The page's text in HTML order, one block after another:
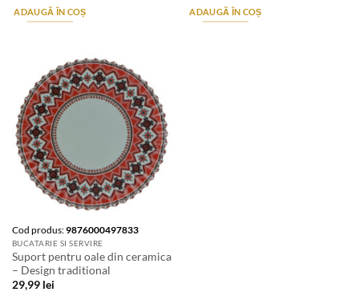
ADAUGĂ ÎN COȘ ADAUGĂ ÎN COȘ
Cod produs:9876000497833
BUCATARIE SI SERVIRE
Suport pentru oale din ceramica
– Design traditional
29,99 lei